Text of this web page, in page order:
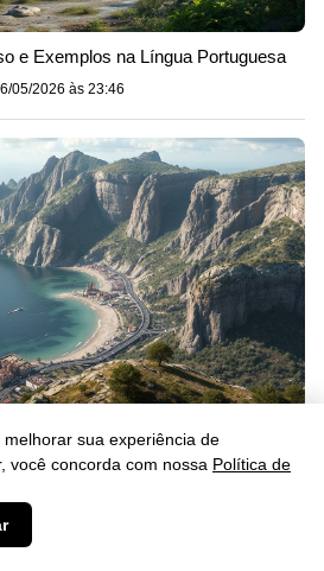
sua experiência de
você concorda com nossa Política de
e Exemplos na Língua Portuguesa
05/2026 às 23:46
uso e exemplos na prática